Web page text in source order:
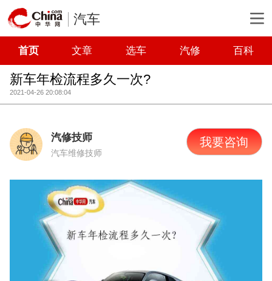
汽车
首页 文章 选车 汽修 百科
新车年检流程多久一次?
2021-04-26 20:08:04
汽修技师
汽车维修技师
我要咨询